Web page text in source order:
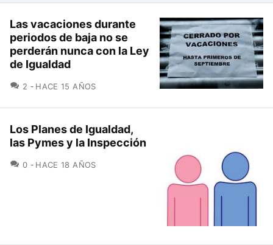
Las vacaciones durante
periodos de baja no se
perderán nunca con la Ley
de Igualdad
2 COMENTARIOS
HACE 15 AÑOS
Los Planes de Igualdad,
las Pymes y la Inspección
0 COMENTARIOS
HACE 18 AÑOS